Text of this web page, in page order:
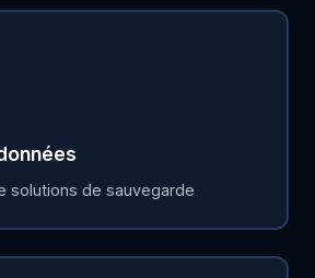
solutions de sauvegarde